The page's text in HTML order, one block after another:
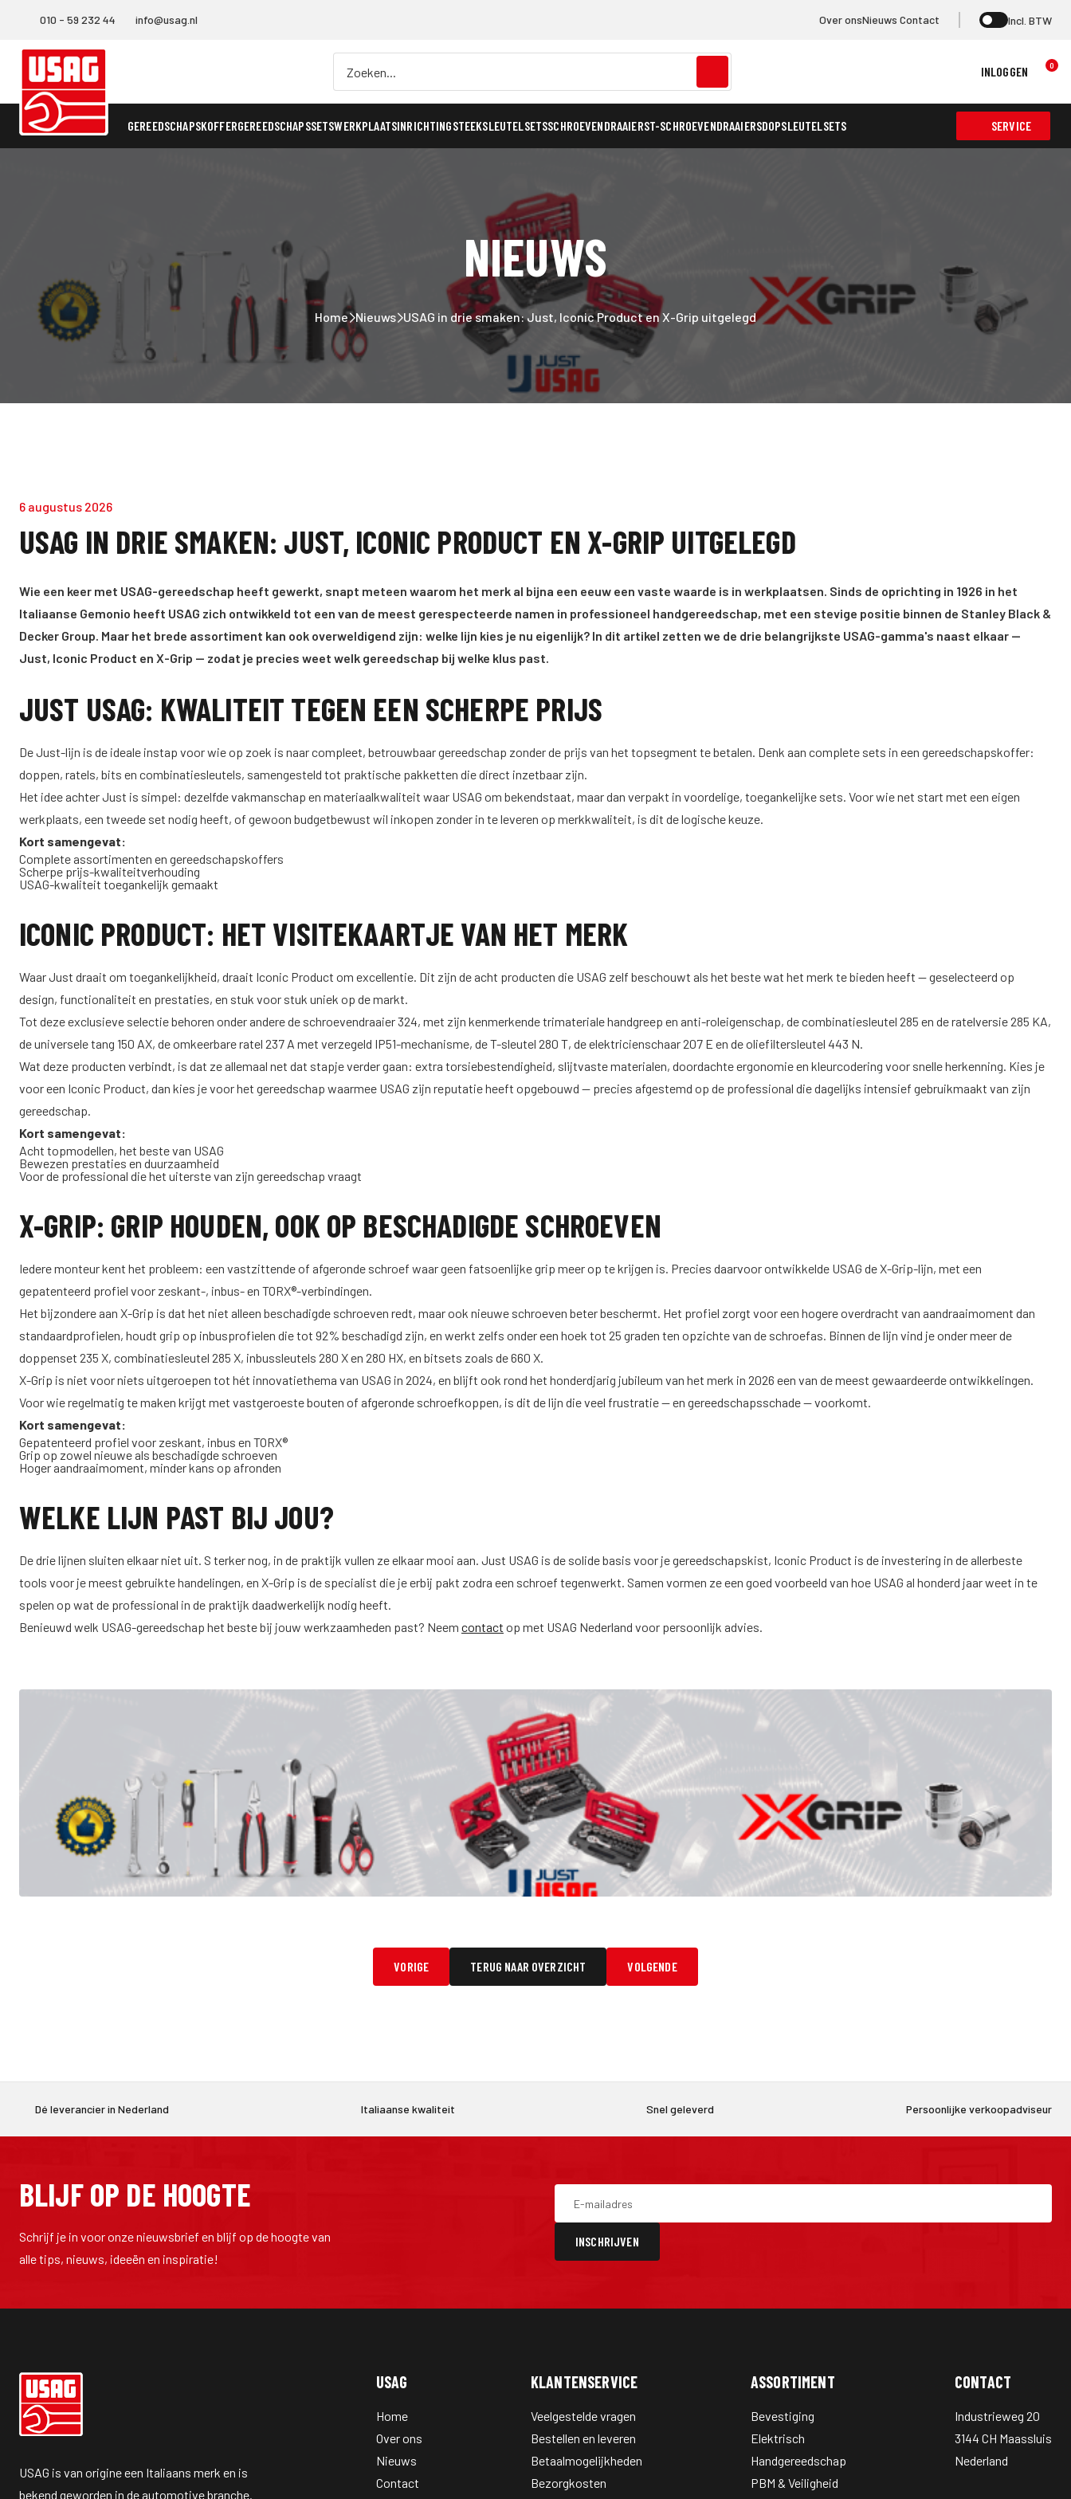
010 - 59 232 44 info@usag.nl Over onsNieuws Contact Incl. BTW
INLOGGEN 0
GEREEDSCHAPSKOFFERGEREEDSCHAPSSETSWERKPLAATSINRICHTINGSTEEKSLEUTELSETSSCHROEVENDRAAIERST-SCHROEVENDRAAIERSDOPSLEUTELSETS SERVICE
NIEUWS
Home Nieuws USAG in drie smaken: Just, Iconic Product en X-Grip uitgelegd
6 augustus 2026
USAG IN DRIE SMAKEN: JUST, ICONIC PRODUCT EN X-GRIP UITGELEGD
Wie een keer met USAG-gereedschap heeft gewerkt, snapt meteen waarom het merk al bijna een eeuw een vaste waarde is in werkplaatsen. Sinds de oprichting in 1926 in het
Italiaanse Gemonio heeft USAG zich ontwikkeld tot een van de meest gerespecteerde namen in professioneel handgereedschap, met een stevige positie binnen de Stanley Black &
Decker Group. Maar het brede assortiment kan ook overweldigend zijn: welke lijn kies je nu eigenlijk? In dit artikel zetten we de drie belangrijkste USAG-gamma's naast elkaar —
Just, Iconic Product en X-Grip — zodat je precies weet welk gereedschap bij welke klus past.
JUST USAG: KWALITEIT TEGEN EEN SCHERPE PRIJS
De Just-lijn is de ideale instap voor wie op zoek is naar compleet, betrouwbaar gereedschap zonder de prijs van het topsegment te betalen. Denk aan complete sets in een gereedschapskoffer:
doppen, ratels, bits en combinatiesleutels, samengesteld tot praktische pakketten die direct inzetbaar zijn.
Het idee achter Just is simpel: dezelfde vakmanschap en materiaalkwaliteit waar USAG om bekendstaat, maar dan verpakt in voordelige, toegankelijke sets. Voor wie net start met een eigen
werkplaats, een tweede set nodig heeft, of gewoon budgetbewust wil inkopen zonder in te leveren op merkkwaliteit, is dit de logische keuze.
Kort samengevat:
Complete assortimenten en gereedschapskoffers
Scherpe prijs-kwaliteitverhouding
USAG-kwaliteit toegankelijk gemaakt
ICONIC PRODUCT: HET VISITEKAARTJE VAN HET MERK
Waar Just draait om toegankelijkheid, draait Iconic Product om excellentie. Dit zijn de acht producten die USAG zelf beschouwt als het beste wat het merk te bieden heeft — geselecteerd op
design, functionaliteit en prestaties, en stuk voor stuk uniek op de markt.
Tot deze exclusieve selectie behoren onder andere de schroevendraaier 324, met zijn kenmerkende trimateriale handgreep en anti-roleigenschap, de combinatiesleutel 285 en de ratelversie 285 KA,
de universele tang 150 AX, de omkeerbare ratel 237 A met verzegeld IP51-mechanisme, de T-sleutel 280 T, de elektricienschaar 207 E en de oliefiltersleutel 443 N.
Wat deze producten verbindt, is dat ze allemaal net dat stapje verder gaan: extra torsiebestendigheid, slijtvaste materialen, doordachte ergonomie en kleurcodering voor snelle herkenning. Kies je
voor een Iconic Product, dan kies je voor het gereedschap waarmee USAG zijn reputatie heeft opgebouwd — precies afgestemd op de professional die dagelijks intensief gebruikmaakt van zijn
gereedschap.
Kort samengevat:
Acht topmodellen, het beste van USAG
Bewezen prestaties en duurzaamheid
Voor de professional die het uiterste van zijn gereedschap vraagt
X-GRIP: GRIP HOUDEN, OOK OP BESCHADIGDE SCHROEVEN
Iedere monteur kent het probleem: een vastzittende of afgeronde schroef waar geen fatsoenlijke grip meer op te krijgen is. Precies daarvoor ontwikkelde USAG de X-Grip-lijn, met een
gepatenteerd profiel voor zeskant-, inbus- en TORX®-verbindingen.
Het bijzondere aan X-Grip is dat het niet alleen beschadigde schroeven redt, maar ook nieuwe schroeven beter beschermt. Het profiel zorgt voor een hogere overdracht van aandraaimoment dan
standaardprofielen, houdt grip op inbusprofielen die tot 92% beschadigd zijn, en werkt zelfs onder een hoek tot 25 graden ten opzichte van de schroefas. Binnen de lijn vind je onder meer de
doppenset 235 X, combinatiesleutel 285 X, inbussleutels 280 X en 280 HX, en bitsets zoals de 660 X.
X-Grip is niet voor niets uitgeroepen tot hét innovatiethema van USAG in 2024, en blijft ook rond het honderdjarig jubileum van het merk in 2026 een van de meest gewaardeerde ontwikkelingen.
Voor wie regelmatig te maken krijgt met vastgeroeste bouten of afgeronde schroefkoppen, is dit de lijn die veel frustratie — en gereedschapsschade — voorkomt.
Kort samengevat:
Gepatenteerd profiel voor zeskant, inbus en TORX®
Grip op zowel nieuwe als beschadigde schroeven
Hoger aandraaimoment, minder kans op afronden
WELKE LIJN PAST BIJ JOU?
De drie lijnen sluiten elkaar niet uit. S terker nog, in de praktijk vullen ze elkaar mooi aan. Just USAG is de solide basis voor je gereedschapskist, Iconic Product is de investering in de allerbeste
tools voor je meest gebruikte handelingen, en X-Grip is de specialist die je erbij pakt zodra een schroef tegenwerkt. Samen vormen ze een goed voorbeeld van hoe USAG al honderd jaar weet in te
spelen op wat de professional in de praktijk daadwerkelijk nodig heeft.
Benieuwd welk USAG-gereedschap het beste bij jouw werkzaamheden past? Neem contact op met USAG Nederland voor persoonlijk advies.
VORIGE TERUG NAAR OVERZICHT VOLGENDE
Dé leverancier in Nederland Italiaanse kwaliteit Snel geleverd Persoonlijke verkoopadviseur
BLIJF OP DE HOOGTE
Schrijf je in voor onze nieuwsbrief en blijf op de hoogte van
alle tips, nieuws, ideeën en inspiratie!
INSCHRIJVEN
USAG is van origine een Italiaans merk en is
bekend geworden in de automotive branche.
USAG
Home
Over ons
Nieuws
Contact
KLANTENSERVICE
Veelgestelde vragen
Bestellen en leveren
Betaalmogelijkheden
Bezorgkosten
ASSORTIMENT
Bevestiging
Elektrisch
Handgereedschap
PBM & Veiligheid
CONTACT
Industrieweg 20
3144 CH Maassluis
Nederland